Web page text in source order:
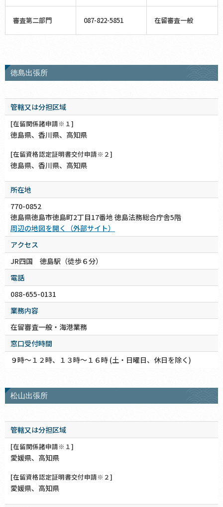
審査第二部門 087-822-5851 在留審査一般
徳島出張所
管轄又は分担区域
[在留関係諸申請※１]
徳島県、香川県、高知県
[在留資格認定証明書交付申請※２]
徳島県、香川県、高知県
所在地
770-0852
徳島県徳島市徳島町2丁目17番地 徳島法務総合庁舎5階
周辺の地図を開く（外部サイト）
アクセス
JR四国 徳島駅（徒歩６分）
電話
088-655-0131
業務内容
在留審査一般・海港業務
窓口受付時間
９時～１２時、１３時～１６時 (土・日曜日、休日を除く)
松山出張所
管轄又は分担区域
[在留関係諸申請※１]
愛媛県、高知県
[在留資格認定証明書交付申請※２]
愛媛県、高知県